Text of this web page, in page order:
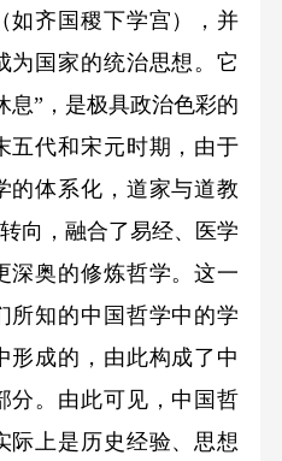
如齐国稷下学宫），并
为国家的统治思想。它
息”，是极具政治色彩的
五代和宋元时期，由于
的体系化，道家与道教
向，融合了易经、医学
深奥的修炼哲学。这一
所知的中国哲学中的学
形成的，由此构成了中
分。由此可见，中国哲
际上是历史经验、思想